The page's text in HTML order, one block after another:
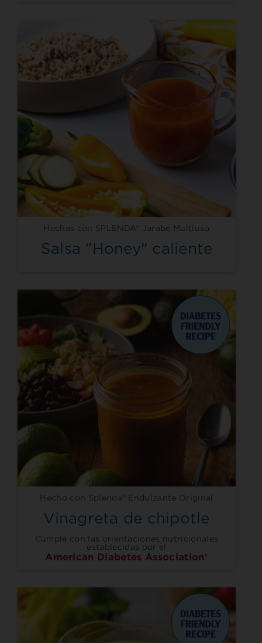
Hechas con SPLENDA® Jarabe Multiuso
Salsa "Honey" caliente
Hecho con Splenda® Endulzante Original
Vinagreta de chipotle
Cumple con las orientaciones nutricionales
establecidas por el
American Diabetes Association®